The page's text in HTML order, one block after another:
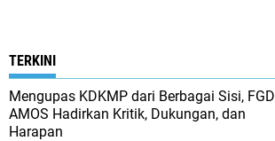
TERKINI
Mengupas KDKMP dari Berbagai Sisi, FGD
AMOS Hadirkan Kritik, Dukungan, dan
Harapan